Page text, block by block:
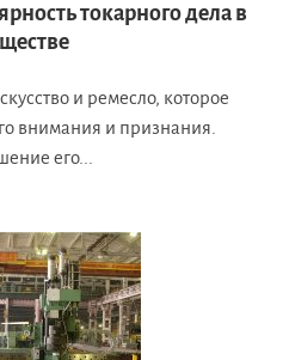
токарного дела в
и ремесло, которое
внимания и признания.
его...